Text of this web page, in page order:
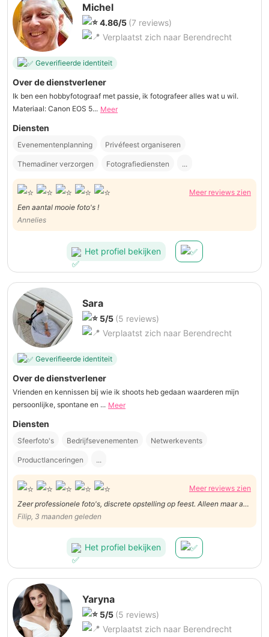
Michel
4.86/5 (7 reviews)
Verplaatst zich naar Berendrecht
Geverifieerde identiteit
Over de dienstverlener
Ik ben een hobbyfotograaf met passie, ik fotografeer alles wat u wil.
Materiaal: Canon EOS 5... Meer
Diensten
Evenementenplanning Privéfeest organiseren
Themadiner verzorgen Fotografiediensten ...
Meer reviews zien
Een aantal mooie foto's !
Annelies
Het profiel bekijken
Sara
5/5 (5 reviews)
Verplaatst zich naar Berendrecht
Geverifieerde identiteit
Over de dienstverlener
Vrienden en kennissen bij wie ik shoots heb gedaan waarderen mijn
persoonlijke, spontane en ... Meer
Diensten
Sfeerfoto's Bedrijfsevenementen Netwerkevents
Productlanceringen ...
Meer reviews zien
Zeer professionele foto's, discrete opstelling op feest. Alleen maar aan
te raden.
Filip, 3 maanden geleden
Het profiel bekijken
Yaryna
5/5 (5 reviews)
Verplaatst zich naar Berendrecht